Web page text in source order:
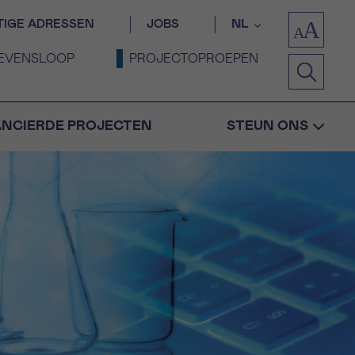
ADRESSEN JOBS NL
PROJECTOPROEPEN
PROJECTEN STEUN ONS